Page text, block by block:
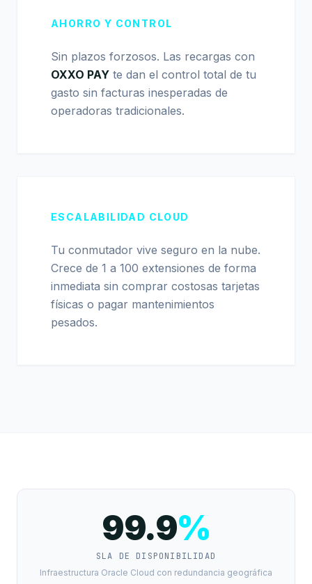
AHORRO Y CONTROL
Sin plazos forzosos. Las recargas con
OXXO PAY te dan el control total de tu
gasto sin facturas inesperadas de
operadoras tradicionales.
ESCALABILIDAD CLOUD
Tu conmutador vive seguro en la nube.
Crece de 1 a 100 extensiones de forma
inmediata sin comprar costosas tarjetas
físicas o pagar mantenimientos
pesados.
99.9%
SLA DE DISPONIBILIDAD
Infraestructura Oracle Cloud con redundancia geográfica